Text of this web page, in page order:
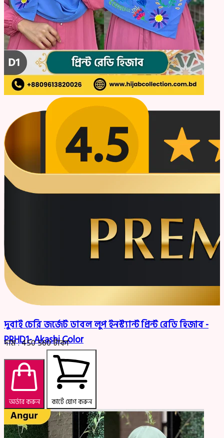
দুবাই চেরি জর্জেট ডাবল লুপ ইনস্ট্যান্ট প্রিন্ট রেডি হিজাব -
PRHD1- Akashi Color
দাম :450560টাকা
অর্ডার করুন কার্টে যোগ করুন